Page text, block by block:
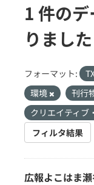
1 件の
りました
フォーマット:
環境
刊行
クリエイティブ
フィルタ結果
広報よこはま